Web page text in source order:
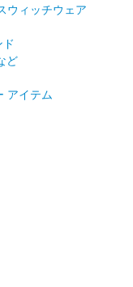
ウィッチウェア
ど
アイテム